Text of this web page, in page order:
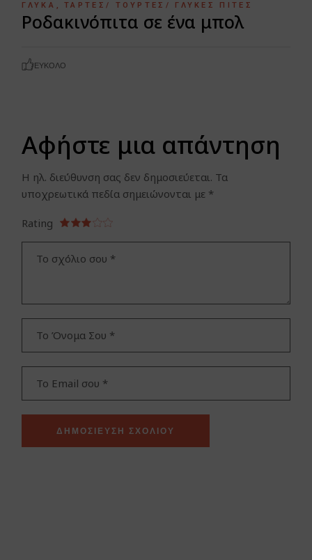
ΓΛΥΚΆ
ΤΆΡΤΕΣ/ ΤΟΎΡΤΕΣ/ ΓΛΥΚΈΣ ΠΊΤΕΣ
Ροδακινόπιτα σε ένα μπολ
ΕΎΚΟΛΟ
Αφήστε μια απάντηση
Η ηλ. διεύθυνση σας δεν δημοσιεύεται. Τα
υποχρεωτικά πεδία σημειώνονται με *
Rating
ΔΗΜΟΣΊΕΥΣΗ ΣΧΟΛΊΟΥ